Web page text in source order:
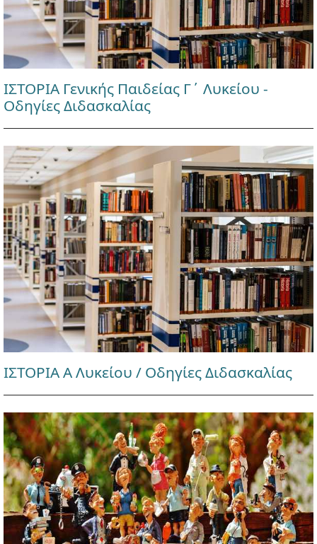
ΙΣΤΟΡΙΑ Γενικής Παιδείας Γ΄ Λυκείου -
Οδηγίες Διδασκαλίας
ΙΣΤΟΡΙΑ Α Λυκείου / Οδηγίες Διδασκαλίας